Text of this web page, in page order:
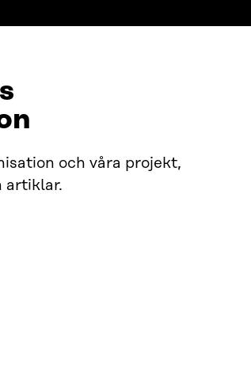
och våra projekt,
artiklar.